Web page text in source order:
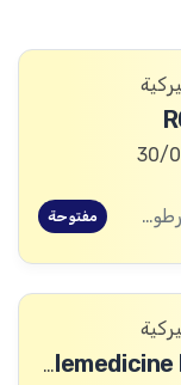
حلب, دمشق, طرطوس, ريف دمشق, ديرالزور, درعا, السويداء, إدلب, القنيطرة, اللاذقية, الرقة, حمص, الحسكة, حماة مفتوحة
Telemedicine ROP Project Officer